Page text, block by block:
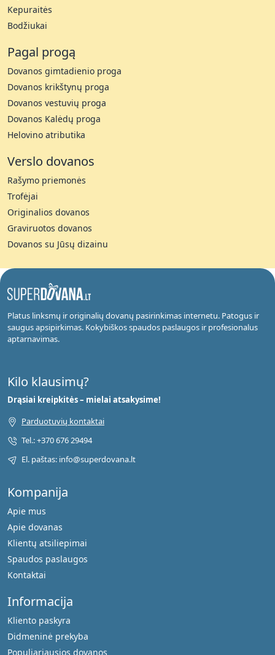
Kepuraitės
Bodžiukai
Pagal progą
Dovanos gimtadienio proga
Dovanos krikštynų proga
Dovanos vestuvių proga
Dovanos Kalėdų proga
Helovino atributika
Verslo dovanos
Rašymo priemonės
Trofėjai
Originalios dovanos
Graviruotos dovanos
Dovanos su Jūsų dizainu
Platus linksmų ir originalių dovanų pasirinkimas internetu. Patogus ir
saugus apsipirkimas. Kokybiškos spaudos paslaugos ir profesionalus
aptarnavimas.
Kompanija
Apie mus
Apie dovanas
Klientų atsiliepimai
Spaudos paslaugos
Kontaktai
Informacija
Kliento paskyra
Didmeninė prekyba
Populiariausios dovanos
Kilo klausimų?
Drąsiai kreipkitės – mielai atsakysime!
Parduotuvių kontaktai
Tel.: +370 676 29494
El. paštas: info@superdovana.lt